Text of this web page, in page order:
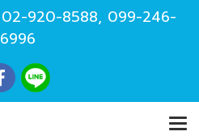
02-920-8588, 099-246-
6996